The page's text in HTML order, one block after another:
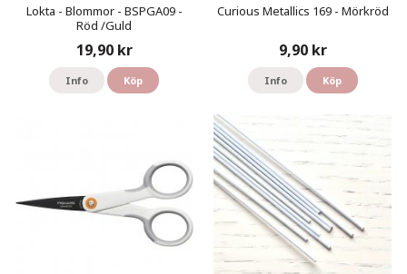
Lokta - Blommor - BSPGA09 -
Röd /Guld
19,90 kr
Info Köp
Curious Metallics 169 - Mörkröd
9,90 kr
Info Köp